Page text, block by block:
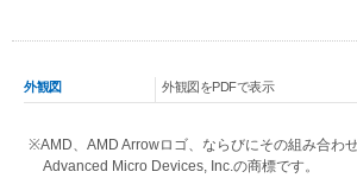
外観図 外観図をPDFで表示
※AMD、AMD Arrowロゴ、ならびにその組み合わ
Advanced Micro Devices, Inc.の商標です。